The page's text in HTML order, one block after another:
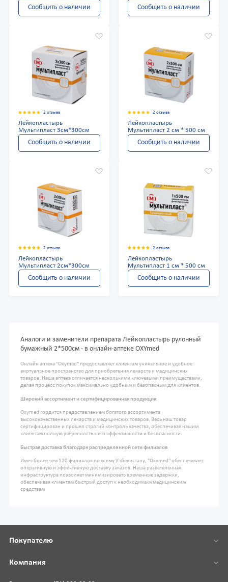
Сообщить о наличии Сообщить о наличии
2 отзыва
Лейкопластырь
Мультипласт 3см*300см
Сообщить о наличии
2 отзыва
Лейкопластырь
Мультипласт 2 см * 500 см
Сообщить о наличии
2 отзыва
Лейкопластырь
Мультипласт 2см*300см
Сообщить о наличии
2 отзыва
Лейкопластырь
Мультипласт 1 см * 500 см
Сообщить о наличии
Аналоги и заменители препарата Лейкопластырь рулонный
бумажный 2*500см - в онлайн-аптеке OXYmed
Онлайн аптека "Oxymed" предоставляет клиентам уникальное и удобное
виртуальное пространство для приобретения лекарств и медицинских
товаров. Наша аптека отличается несколькими ключевыми преимуществами,
делая процесс покупок максимально удобным и безопасным для клиентов.
Широкий ассортимент и сертифицированная продукция
Oxymed гордится предоставлением богатого ассортимента
высококачественных лекарств и медицинских товаров. Весь наш товар
сертифицирован и прошел строгий контроль качества, обеспечивая нашим
клиентам полную уверенность в его эффективности и безопасности.
Быстрая доставка благодаря распределенной сети филиалов
Имея более чем 120 филиалов по всему Узбекистану, "Oxymed" обеспечивает
оперативную и эффективную доставку заказов. Наша разветвленная
инфраструктура позволяет минимизировать временные задержки,
обеспечивая клиентам быстрый доступ к необходимым медицинским
средствам
Покупателю
Компания